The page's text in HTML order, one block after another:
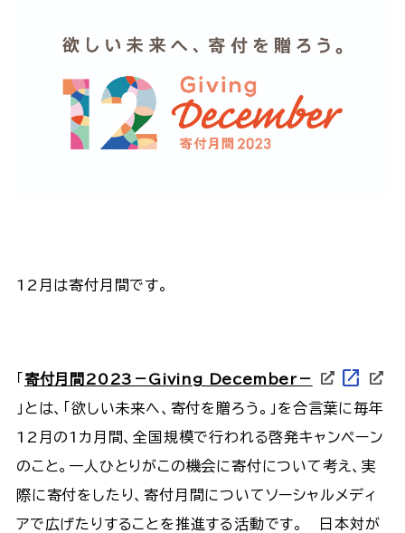
12月は寄付月間です。
「 寄付月間2023－Giving December－ open_in_new
」とは、「欲しい未来へ、寄付を贈ろう。」を合言葉に毎年
12月の1カ月間、全国規模で行われる啓発キャンペーン
のこと。一人ひとりがこの機会に寄付について考え、実
際に寄付をしたり、寄付月間についてソーシャルメディ
アで広げたりすることを推進する活動です。 日本対が